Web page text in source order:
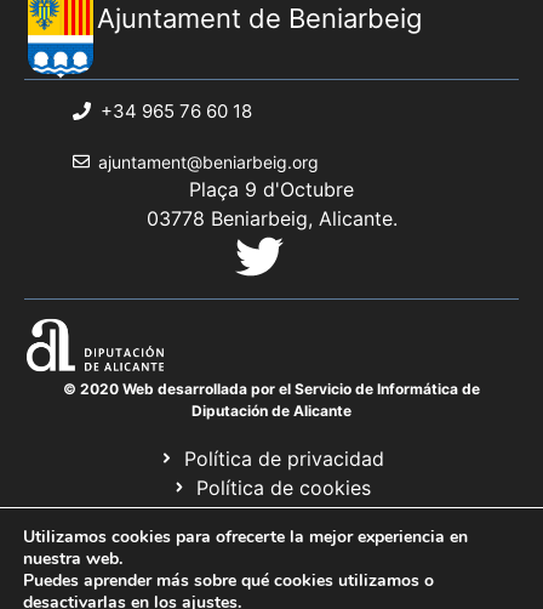
Ajuntament de Beniarbeig
+34 965 76 60 18
ajuntament@beniarbeig.org
Plaça 9 d'Octubre
03778 Beniarbeig, Alicante.
© 2020 Web desarrollada por el Servicio de Informática de
Diputación de Alicante
Política de privacidad
Política de cookies
Avís legal
Mapa web
Utilizamos cookies para ofrecerte la mejor experiencia en
nuestra web.
Puedes aprender más sobre qué cookies utilizamos o
desactivarlas en los ajustes.